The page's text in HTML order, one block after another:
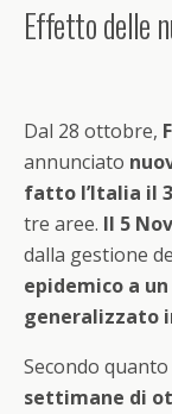
Effetto delle
Dal 28 ottobre,
annunciato
fatto l’Italia il
tre aree. Il 5
dalla gestione
epidemico a
generalizzato
Secondo
settimane di